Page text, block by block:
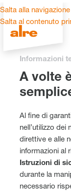
Salta alla navigazione
Salta al contenuto
Informazioni
A volte
Al fine di
nell’utilizzo
direttive e alle
informazioni al
Istruzioni di
durante la
necessario